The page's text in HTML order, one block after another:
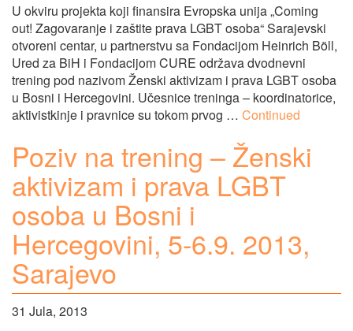
U okviru projekta koji finansira Evropska unija „Coming
out! Zagovaranje i zaštite prava LGBT osoba“ Sarajevski
otvoreni centar, u partnerstvu sa Fondacijom Heinrich Böll,
Ured za BiH i Fondacijom CURE održava dvodnevni
trening pod nazivom Ženski aktivizam i prava LGBT osoba
u Bosni i Hercegovini. Učesnice treninga – koordinatorice,
aktivistkinje i pravnice su tokom prvog … Continued
Poziv na trening – Ženski
aktivizam i prava LGBT
osoba u Bosni i
Hercegovini, 5-6.9. 2013,
Sarajevo
31 Jula, 2013